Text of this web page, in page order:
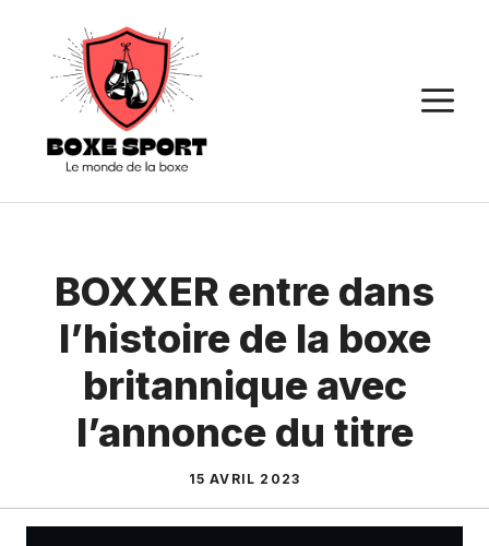
contenu
BOXXER entre dans
l’histoire de la boxe
britannique avec
l’annonce du titre
15 AVRIL 2023